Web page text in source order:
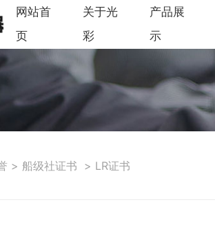
网站首
页
关于光
彩
产品展
示
> 船级社证书 > LR证书